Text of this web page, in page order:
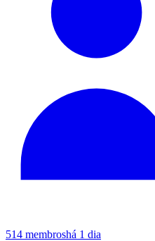
514 membroshá 1 dia